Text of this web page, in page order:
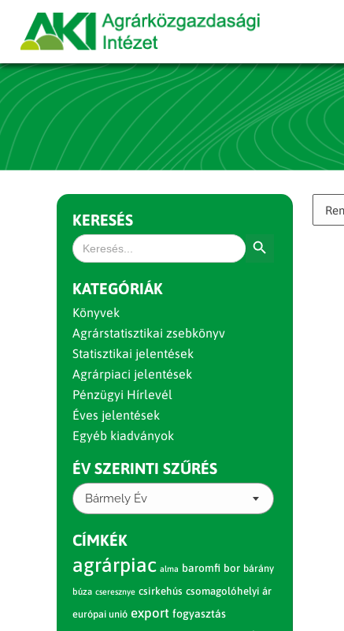
KERESÉS
Search
for:
KATEGÓRIÁK
Könyvek
Agrárstatisztikai zsebkönyv
Statisztikai jelentések
Agrárpiaci jelentések
Pénzügyi Hírlevél
Éves jelentések
Egyéb kiadványok
ÉV SZERINTI SZŰRÉS
Bármely Év
CÍMKÉK
agrárpiac alma baromfi bor bárány
búza cseresznye csirkehús csomagolóhelyi ár
európai unió export fogyasztás